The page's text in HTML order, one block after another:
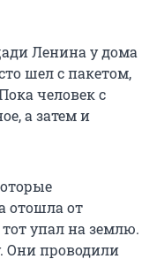
Ленина у дома
шел с пакетом,
человек с
а затем и
отошла от
упал на землю.
Они проводили